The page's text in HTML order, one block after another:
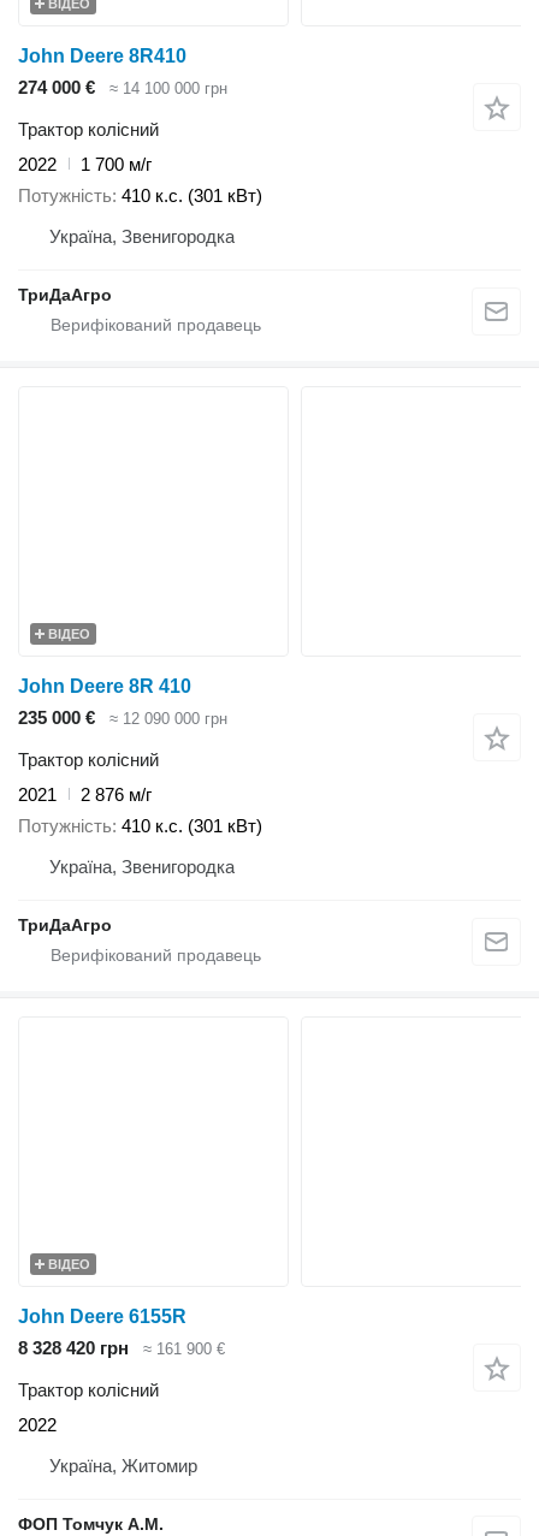
ВІДЕО
John Deere 8R410
274 000 €
≈ 14 100 000 грн
Трактор колісний
2022
1 700 м/г
Потужність 410 к.с. (301 кВт)
Україна, Звенигородка
ТриДаАгро
ВІДЕО
John Deere 8R 410
235 000 €
≈ 12 090 000 грн
Трактор колісний
2021
2 876 м/г
Потужність 410 к.с. (301 кВт)
Україна, Звенигородка
ТриДаАгро
ВІДЕО
John Deere 6155R
8 328 420 грн
≈ 161 900 €
Трактор колісний
2022
Україна, Житомир
ФОП Томчук А.М.